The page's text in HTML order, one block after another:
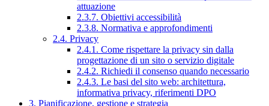
attuazione
2.3.7. Obiettivi accessibilità
2.3.8. Normativa e approfondimenti
2.4. Privacy
2.4.1. Come rispettare la privacy sin dalla
progettazione di un sito o servizio digitale
2.4.2. Richiedi il consenso quando necessario
2.4.3. Le basi del sito web: architettura,
informativa privacy, riferimenti DPO
3. Pianificazione, gestione e strategia